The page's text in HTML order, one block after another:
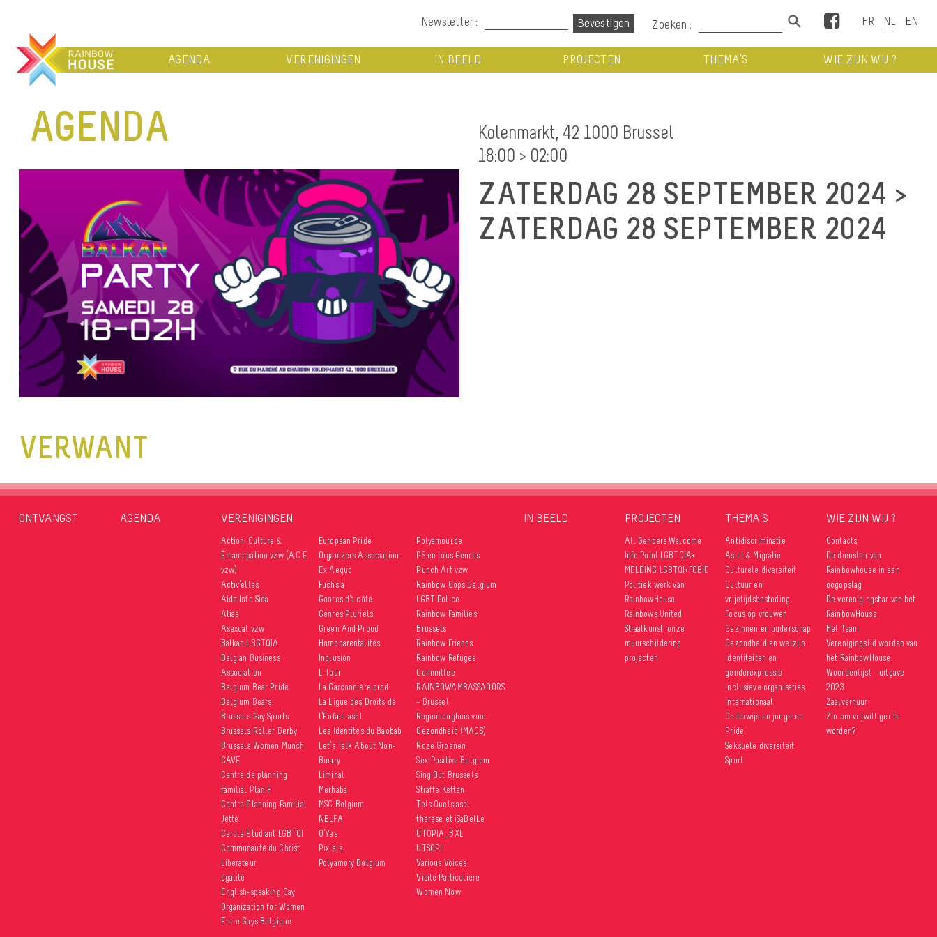
Newsletter : Zoeken : Facebook
AGENDA VERENIGINGEN IN BEELD PROJECTEN THEMA’S WIE ZIJN WIJ ?
AGENDA
Kolenmarkt, 42 1000 Brussel
18:00 > 02:00
ZATERDAG 28 SEPTEMBER 2024 >
ZATERDAG 28 SEPTEMBER 2024
VERWANT
ONTVANGST AGENDA VERENIGINGEN
Action, Culture &
Émancipation vzw (A.C.E.
vzw)
Activ’elles
Aide Info Sida
Alias
Asexual vzw
Balkan LBGTQIA
Belgian Business
Association
Belgium Bear Pride
Belgium Bears
Brussels Gay Sports
Brussels Roller Derby
Brussels Women Munch
CAVE
Centre de planning
familial Plan F
Centre Planning Familial
Jette
Cercle Etudiant LGBTQI
Communauté du Christ
Libérateur
égalité
English-speaking Gay
Organization for Women
Entre Gays Belgique
European Pride
Organizers Association
Ex Aequo
Fuchsia
Genres d’à côté
Genres Pluriels
Green And Proud
Homoparentalités
Inqlusion
L-Tour
La Garçonnière prod.
La Ligue des Droits de
l’Enfant asbl
Les Identités du Baobab
Let’s Talk About Non-
Binary
Liminal
Merhaba
MSC Belgium
NELFA
O’Yes
Pixiels
Polyamory Belgium
Polyamour.be
PS en tous Genres
Punch Art vzw
Rainbow Cops Belgium
LGBT Police
Rainbow Families
Brussels
Rainbow Friends
Rainbow Refugee
Committee
RAINBOWAMBASSADORS
– Brussel
Regenbooghuis voor
Gezondheid (MACS)
Roze Groenen
Sex-Positive Belgium
Sing Out Brussels
Straffe Ketten
Tels Quels asbl
thérèse et iSaBelLe
UTOPIA_BXL
UTSOPI
Various Voices
Visite Particulière
Women Now
IN BEELD PROJECTEN
All Genders Welcome
Info Point LGBTQIA+
MELDING LGBTQI+FOBIE
Politiek werk van
RainbowHouse
Rainbows United
Straatkunst: onze
muurschildering
projecten
THEMA’S
Antidiscriminatie
Asiel & Migratie
Culturele diversiteit
Cultuur en
vrijetijdsbesteding
Focus op vrouwen
Gezinnen en ouderschap
Gezondheid en welzijn
Identiteiten en
genderexpressie
Inclusieve organisaties
Internationaal
Onderwijs en jongeren
Pride
Seksuele diversiteit
Sport
WIE ZIJN WIJ ?
Contacts
De diensten van
Rainbowhouse in één
oogopslag
De verenigingsbar van het
RainbowHouse
Het Team
Verenigingslid worden van
het RainbowHouse
Woordenlijst – uitgave
2023
Zaalverhuur
Zin om vrijwilliger te
worden?